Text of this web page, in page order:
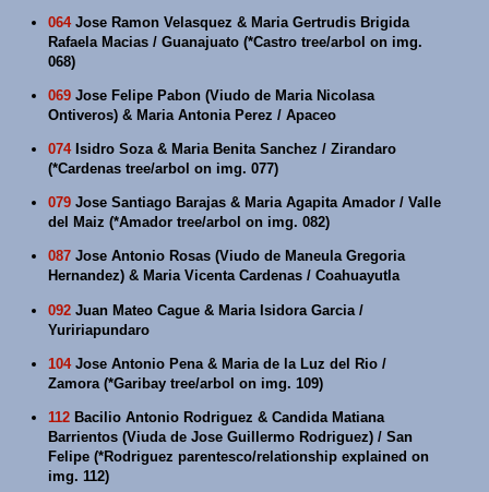
064Jose Ramon Velasquez & Maria Gertrudis Brigida
Rafaela Macias / Guanajuato (*Castro tree/arbol on img.
068)
069 Jose Felipe Pabon (Viudo de Maria Nicolasa
Ontiveros) & Maria Antonia Perez / Apaceo
074Isidro Soza & Maria Benita Sanchez / Zirandaro
(*Cardenas tree/arbol on img. 077)
079 Jose Santiago Barajas & Maria Agapita Amador / Valle
del Maiz (*Amador tree/arbol on img. 082)
087 Jose Antonio Rosas (Viudo de Maneula Gregoria
Hernandez) & Maria Vicenta Cardenas / Coahuayutla
092 Juan Mateo Cague & Maria Isidora Garcia /
Yuririapundaro
104Jose Antonio Pena & Maria de la Luz del Rio /
Zamora (*Garibay tree/arbol on img. 109)
112 Bacilio Antonio Rodriguez & Candida Matiana
Barrientos (Viuda de Jose Guillermo Rodriguez) / San
Felipe (*Rodriguez parentesco/relationship explained on
img. 112)